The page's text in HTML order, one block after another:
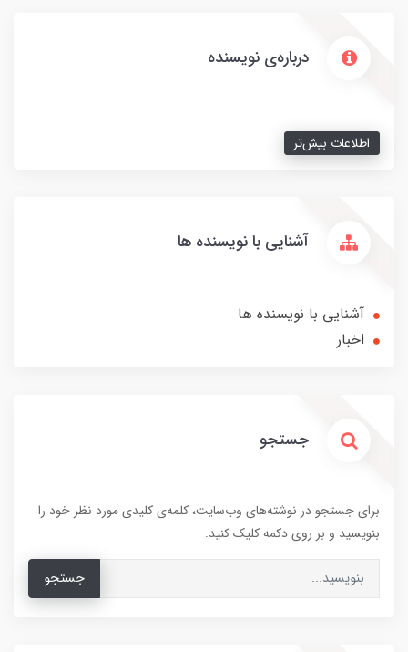
درباره‌ی نویسنده
اطلاعات بیش‌تر
آشنایی با نویسنده ها
آشنایی با نویسنده ها
اخبار
جستجو
برای جستجو در نوشته‌های وب‌سایت، کلمه‌ی کلیدی مورد نظر خود را
بنویسید و بر روی دکمه کلیک کنید.
جستجو